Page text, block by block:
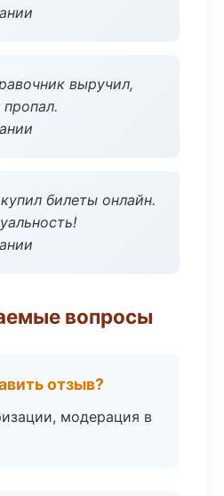
выручил,
пропал.
билеты онлайн.
вопросы
отзыв?
модерация в